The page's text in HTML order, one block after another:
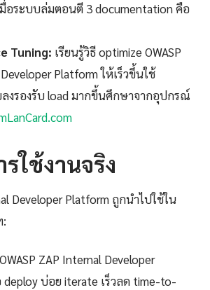
มื่อระบบล่มตอนตี 3 documentation คือ
Tuning: เรียนรู้วิธี optimize OWASP
Platform ให้เร็วขึ้นใช้
งรองรับ load มากขึ้นศึกษาจากอุปกรณ์
ใช้งานจริง
Developer Platform ถูกนำไปใช้ใน
ZAP Internal Developer
deploy บ่อย iterate เร็วลด time-to-